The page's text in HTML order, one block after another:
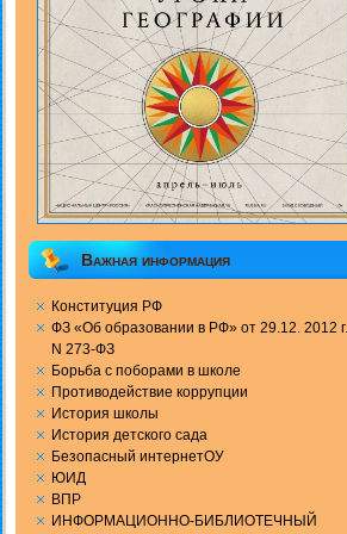
Важная информация
Конституция РФ
ФЗ «Об образовании в РФ» от 29.12. 2012 г.
N 273-ФЗ
Борьба с поборами в школе
Противодействие коррупции
История школы
История детского сада
Безопасный интернетОУ
ЮИД
ВПР
ИНФОРМАЦИОННО-БИБЛИОТЕЧНЫЙ